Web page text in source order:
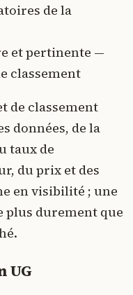
de la
et pertinente —
classement
de classement
données, de la
taux de
du prix et des
en visibilité ; une
plus durement que
UG